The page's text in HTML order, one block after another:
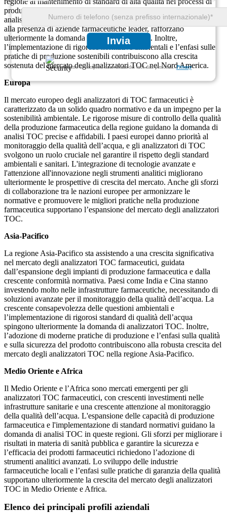
Invia
Garantiamo la completa riservatezza dei tuoi dati personali.Privacy
produzione dei farmaci richiede l'adozione di tecnologie avanzate di
analisi TOC. I continui investimenti in ricerca e sviluppo, insieme
alla presenza di aziende farmaceutiche leader, rafforzano
ulteriormente la domanda di analizzatori TOC. Inoltre,
l’implementazione di rigorose normative ambientali e l’enfasi sulle
pratiche di produzione sostenibili contribuiscono alla crescita
sostenuta del mercato degli analizzatori TOC nel Nord America.
Europa
Il mercato europeo degli analizzatori di TOC farmaceutici è
caratterizzato da un solido quadro normativo e da un impegno per la
sostenibilità ambientale. Le rigorose misure di controllo della qualità
della produzione farmaceutica della regione guidano la domanda di
analisi TOC precise e affidabili. I paesi europei danno priorità al
monitoraggio della qualità dell’acqua, e gli analizzatori di TOC
svolgono un ruolo cruciale nel garantire il rispetto degli standard
ambientali e sanitari. L'integrazione di tecnologie avanzate e
l'attenzione all'innovazione negli strumenti analitici migliorano
ulteriormente le prospettive di crescita del mercato. Anche gli sforzi
di collaborazione tra le nazioni europee per armonizzare le
normative e promuovere le migliori pratiche nella produzione
farmaceutica supportano l’espansione del mercato degli analizzatori
TOC.
Asia-Pacifico
La regione Asia-Pacifico sta assistendo a una crescita significativa
nel mercato degli analizzatori TOC farmaceutici, guidata
dall’espansione degli impianti di produzione farmaceutica e dalla
crescente conformità normativa. Paesi come India e Cina stanno
investendo molto nelle infrastrutture farmaceutiche, necessitando di
soluzioni avanzate per il monitoraggio della qualità dell’acqua. La
crescente consapevolezza delle questioni ambientali e
l’implementazione di rigorosi standard di qualità dell’acqua
spingono ulteriormente la domanda di analizzatori TOC. Inoltre,
l’adozione di moderne pratiche di produzione e l’enfasi sulla qualità
e sulla sicurezza del prodotto contribuiscono alla robusta crescita del
mercato degli analizzatori TOC nella regione Asia-Pacifico.
Medio Oriente e Africa
Il Medio Oriente e l’Africa sono mercati emergenti per gli
analizzatori TOC farmaceutici, con crescenti investimenti nelle
infrastrutture sanitarie e una crescente attenzione al monitoraggio
della qualità dell’acqua. L'espansione delle capacità di produzione
farmaceutica e l'implementazione di standard normativi guidano la
domanda di analisi TOC in queste regioni. Gli sforzi per migliorare i
risultati in materia di sanità pubblica e garantire la sicurezza e
l’efficacia dei prodotti farmaceutici richiedono l’adozione di
strumenti analitici avanzati. Lo sviluppo delle industrie
farmaceutiche locali e l’enfasi sulle pratiche di garanzia della qualità
supportano ulteriormente la crescita del mercato degli analizzatori
TOC in Medio Oriente e Africa.
Elenco dei principali profili aziendali